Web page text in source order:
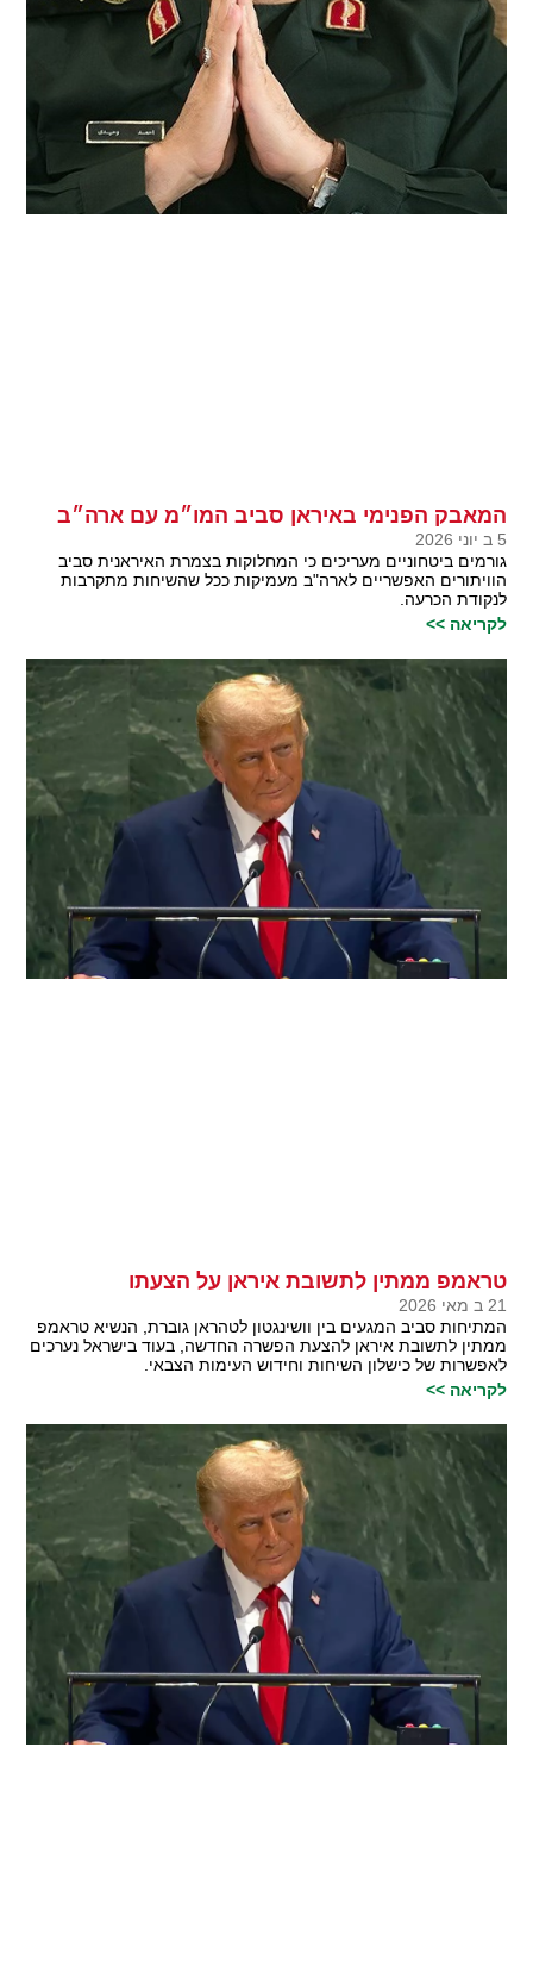
המאבק הפנימי באיראן סביב המו״מ עם ארה״ב
5 ב יוני 2026
גורמים ביטחוניים מעריכים כי המחלוקות בצמרת האיראנית סביב
הוויתורים האפשריים לארה"ב מעמיקות ככל שהשיחות מתקרבות
לנקודת הכרעה.
לקריאה >>
טראמפ ממתין לתשובת איראן על הצעתו
21 ב מאי 2026
המתיחות סביב המגעים בין וושינגטון לטהראן גוברת, הנשיא טראמפ
ממתין לתשובת איראן להצעת הפשרה החדשה, בעוד בישראל נערכים
לאפשרות של כישלון השיחות וחידוש העימות הצבאי.
לקריאה >>